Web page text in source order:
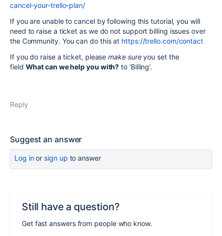
cancel-your-trello-plan/
If you are unable to cancel by following this tutorial, you will
need to raise a ticket as we do not support billing issues over
the Community. You can do this at https://trello.com/contact
If you do raise a ticket, pleasemake sure you set the
field What can we help you with? to 'Billing'.
Reply
Suggest an answer
Log inor sign up to answer
Still have a question?
Get fast answers from people who know.